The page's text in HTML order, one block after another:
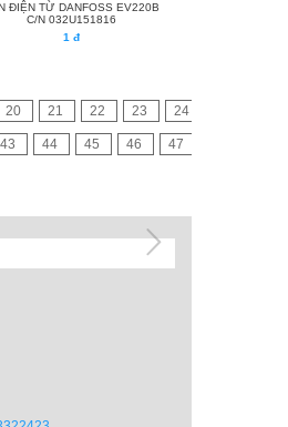
ĐIỆN TỪ DANFOSS EV220B
C/N 032U151816
1 đ
20 21 22 23 24
43 44 45 46 47